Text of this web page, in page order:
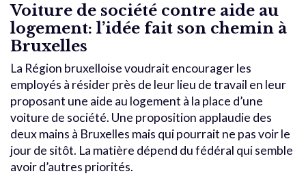
Voiture de société contre aide au
logement: l’idée fait son chemin à
Bruxelles
La Région bruxelloise voudrait encourager les
employés à résider près de leur lieu de travail en leur
proposant une aide au logement à la place d’une
voiture de société. Une proposition applaudie des
deux mains à Bruxelles mais qui pourrait ne pas voir le
jour de sitôt. La matière dépend du fédéral qui semble
avoir d’autres priorités.